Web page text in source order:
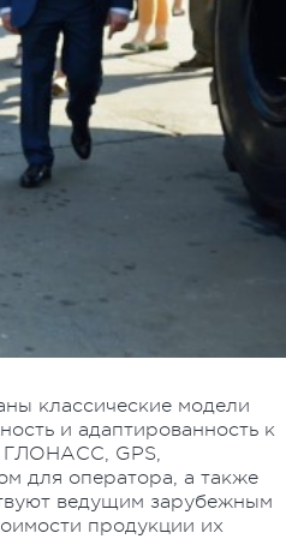
классические модели
и адаптированность к
ГЛОНАСС, GPS,
для оператора, а также
ведущим зарубежным
продукции их